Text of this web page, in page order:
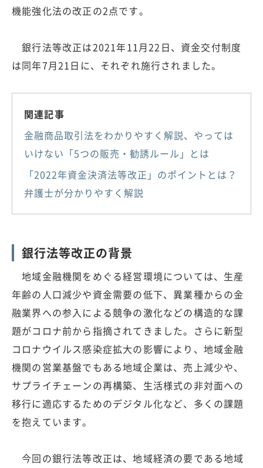
機能強化法の改正の2点です。
銀行法等改正は2021年11月22日、資金交付制度
は同年7月21日に、それぞれ施行されました。
関連記事
金融商品取引法をわかりやすく解説、やっては
いけない「5つの販売・勧誘ルール」とは
「2022年資金決済法等改正」のポイントとは？
弁護士が分かりやすく解説
銀行法等改正の背景
地域金融機関をめぐる経営環境については、生産
年齢の人口減少や資金需要の低下、異業種からの金
融業界への参入による競争の激化などの構造的な課
題がコロナ前から指摘されてきました。さらに新型
コロナウイルス感染症拡大の影響により、地域金融
機関の営業基盤でもある地域企業は、売上減少や、
サプライチェーンの再構築、生活様式の非対面への
移行に適応するためのデジタル化など、多くの課題
を抱えています。
今回の銀行法等改正は、地域経済の要である地域